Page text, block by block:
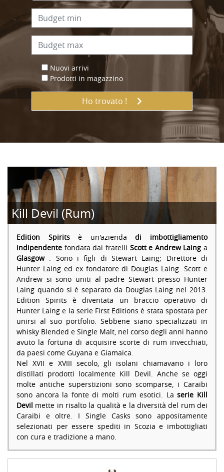
Nuovi arrivi
Prodotti in magazzino
Ho trovato !
Kill Devil (Rum)
Edition Spiritsè un'aziendadi imbottigliamento
indipendente fondata dai fratelli Scott e Andrew Laing a
Glasgow. Sono i figli di Stewart Laing; Direttore di
Hunter Laing ed ex fondatore di Douglas Laing. Scott e
Andrew si sono uniti al padre Stewart presso Hunter
Laing quando si è separato da Douglas Laing nel 2013.
Edition Spirits è diventata un braccio operativo di
Hunter Laing e la serie First Editions è stata spostata per
unirsi al suo portfolio. Sebbene siano specializzati in
whisky Blended e Single Malt, nel corso degli anni hanno
avuto la fortuna di acquisire scorte di rum invecchiati,
da paesi come Guyana e Giamaica.
Nel XVII e XVIII secolo, gli isolani chiamavano i loro
distillati prodotti localmente Kill Devil. Anche se oggi
molte antiche superstizioni sono scomparse, i Caraibi
sono ancora la fonte di molti rum esotici. Laserie Kill
Devil mette in risalto la qualità e la diversità del rum dei
Caraibi e oltre. I Single Casks sono appositamente
selezionati per essere spediti in Scozia e imbottigliati
con cura e tradizione a mano.